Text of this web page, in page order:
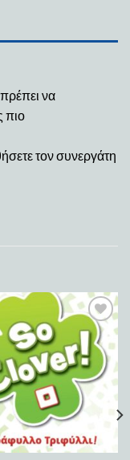
να
πιο
τον συνεργάτη
Add to
wishlist